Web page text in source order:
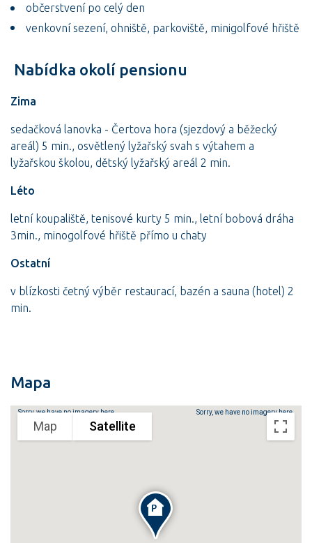
občerstvení po celý den
venkovní sezení, ohniště, parkoviště, minigolfové hřiště
Nabídka okolí pensionu
Zima
sedačková lanovka - Čertova hora (sjezdový a běžecký
areál) 5 min., osvětlený lyžařský svah s výtahem a
lyžařskou školou, dětský lyžařský areál 2 min.
Léto
letní koupaliště, tenisové kurty 5 min., letní bobová dráha
3min., minogolfové hřiště přímo u chaty
Ostatní
v blízkosti četný výběr restaurací, bazén a sauna (hotel) 2
min.
Mapa
Sorry, we have no imagery here.
Sorry, we have no imagery here.
Map Satellite